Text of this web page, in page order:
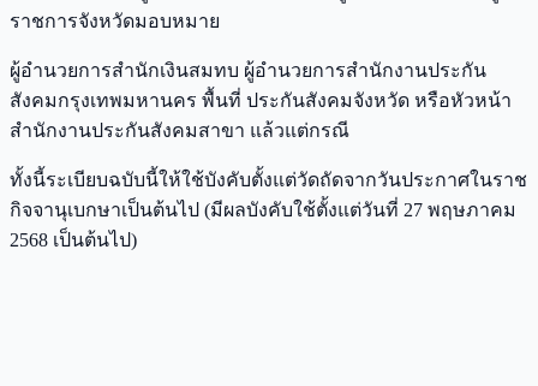
ราชการจังหวัดมอบหมาย
ผู้อำนวยการสำนักเงินสมทบ ผู้อำนวยการสำนักงานประกัน
สังคมกรุงเทพมหานคร พื้นที่ ประกันสังคมจังหวัด หรือหัวหน้า
สำนักงานประกันสังคมสาขา แล้วแต่กรณี
ทั้งนี้ระเบียบฉบับนี้ให้ใช้บังคับตั้งแต่วัดถัดจากวันประกาศในราช
กิจจานุเบกษาเป็นต้นไป (มีผลบังคับใช้ตั้งแต่วันที่ 27 พฤษภาคม
2568 เป็นต้นไป)